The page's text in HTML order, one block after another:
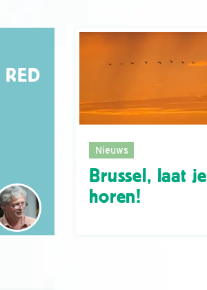
RED
Nieuws
Brussel, laat je
horen!